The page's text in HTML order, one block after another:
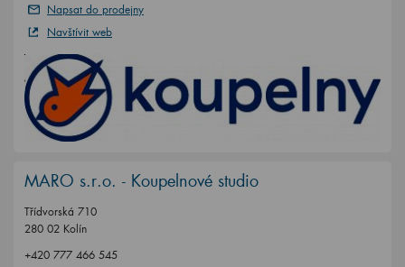
Napsat do prodejny
Navštívit web
MARO s.r.o. - Koupelnové studio
Třídvorská 710
280 02 Kolín
+420 777 466 545